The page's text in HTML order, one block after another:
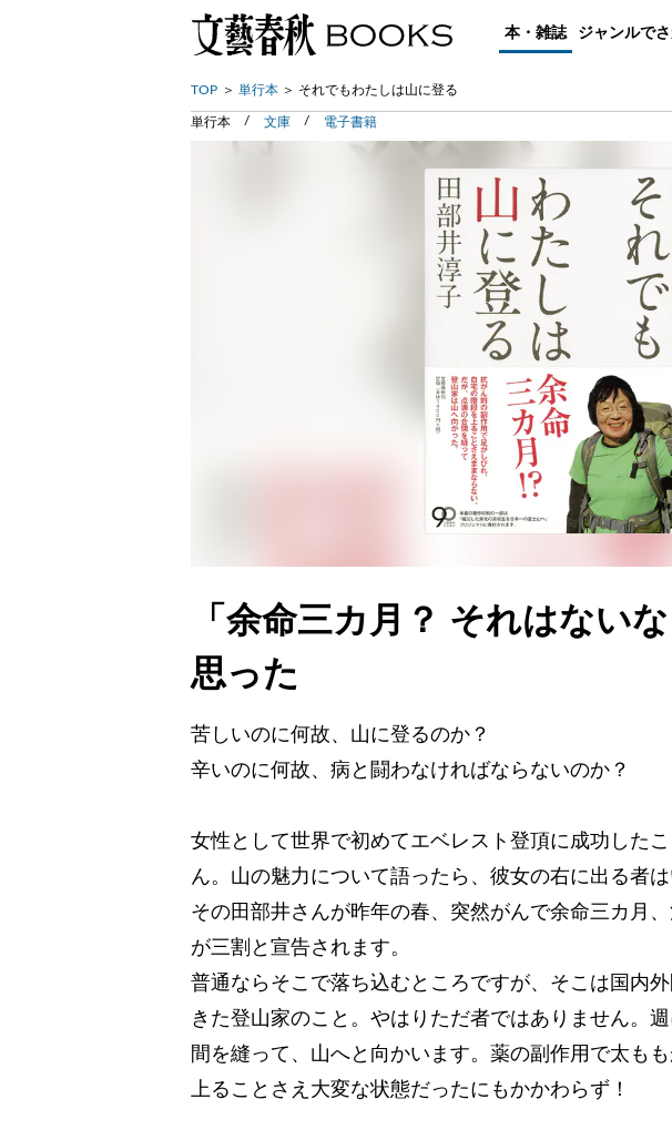
本・雑誌 ジャンルで
TOP 単行本 それでもわたしは山に登る
単行本 文庫 電子書籍
「余命三カ月？ それはない
思った
苦しいのに何故、山に登るのか？
辛いのに何故、病と闘わなければならないのか？
女性として世界で初めてエベレスト登頂に成功した
ん。山の魅力について語ったら、彼女の右に出る者は
その田部井さんが昨年の春、突然がんで余命三カ月
が三割と宣告されます。
普通ならそこで落ち込むところですが、そこは国内
きた登山家のこと。やはりただ者ではありません。
間を縫って、山へと向かいます。薬の副作用で太も
上ることさえ大変な状態だったにもかかわらず！